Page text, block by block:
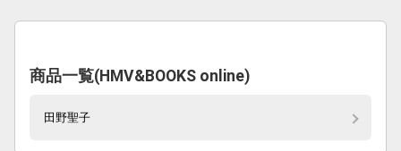
商品一覧(HMV&BOOKS online)
田野聖子